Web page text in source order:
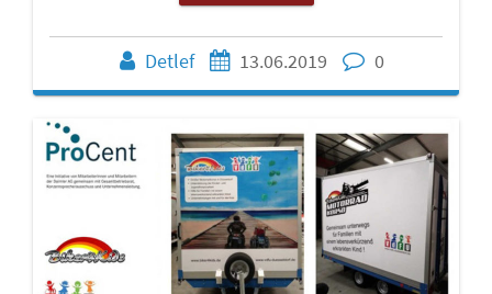
Detlef 13.06.2019 0